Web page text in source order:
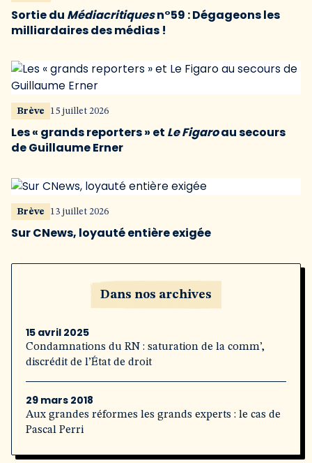
Sortie du Médiacritiquesn°59 : Dégageons les
milliardaires des médias !
Brève 15 juillet 2026
Les « grands reporters » et Le Figaroau secours
de Guillaume Erner
Brève 13 juillet 2026
Sur CNews, loyauté entière exigée
Dans nos archives
15 avril 2025
Condamnations du RN : saturation de la comm’,
discrédit de l’État de droit
29 mars 2018
Aux grandes réformes les grands experts : le cas de
Pascal Perri